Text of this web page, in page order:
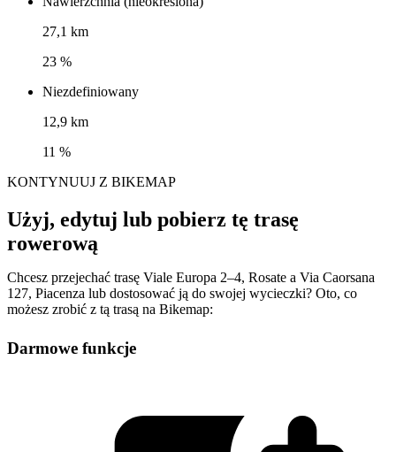
27,1 km
23 %
Niezdefiniowany
12,9 km
11 %
KONTYNUUJ Z BIKEMAP
Użyj, edytuj lub pobierz tę trasę
rowerową
Chcesz przejechać trasę Viale Europa 2–4, Rosate a Via Caorsana
127, Piacenza lub dostosować ją do swojej wycieczki? Oto, co
możesz zrobić z tą trasą na Bikemap:
Darmowe funkcje